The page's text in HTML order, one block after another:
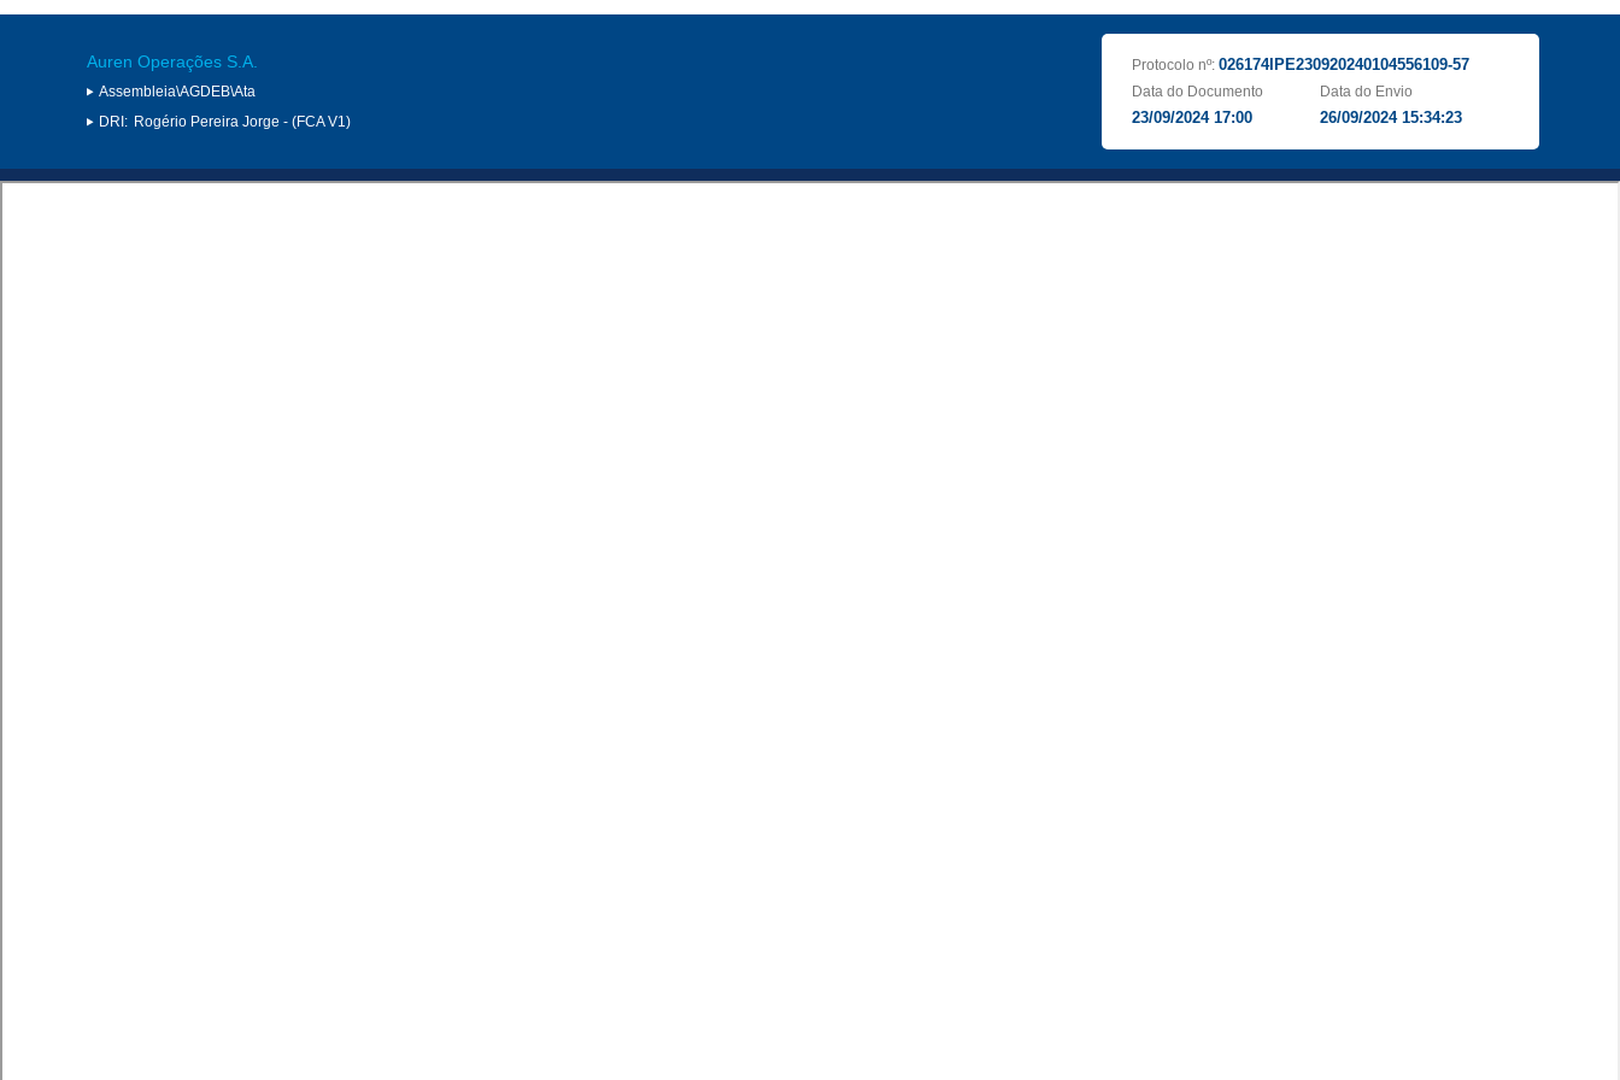
Auren Operações S.A.
Assembleia\AGDEB\Ata
DRI: Rogério Pereira Jorge - (FCA V1)
Protocolo nº: 026174IPE230920240104556109-57
Data do Documento
23/09/2024 17:00
Data do Envio
26/09/2024 15:34:23